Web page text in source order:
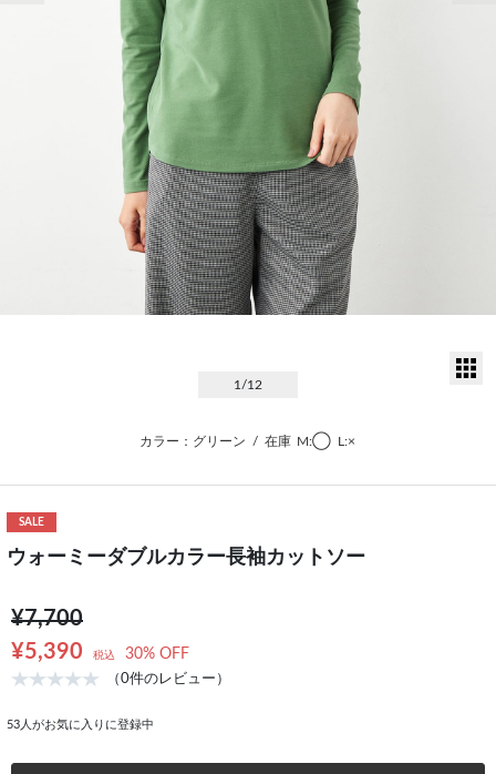
1 /12
カラー：グリーン / 在庫 M:◯ L:×
SALE
ウォーミーダブルカラー長袖カットソー
¥7,700
¥5,390
税込 30% OFF
（0件のレビュー）
53 人がお気に入りに登録中